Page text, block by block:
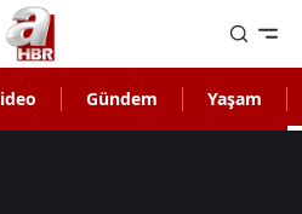
Gündem Yaşam